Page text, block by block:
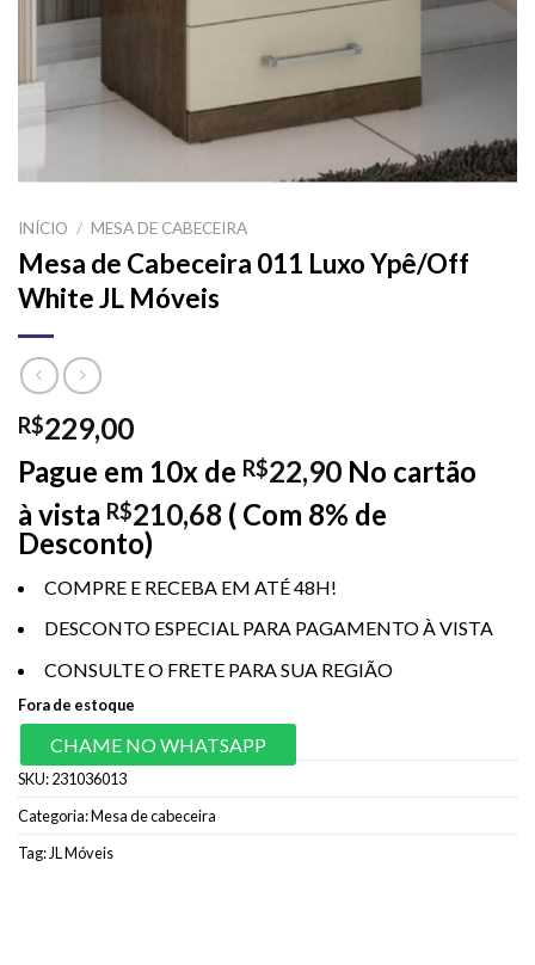
INÍCIO / MESA DE CABECEIRA
Mesa de Cabeceira 011 Luxo Ypê/Off
White JL Móveis
R$229,00
Pague em 10x de R$22,90 No cartão
à vista R$210,68 ( Com 8% de
Desconto)
COMPRE E RECEBA EM ATÉ 48H!
DESCONTO ESPECIAL PARA PAGAMENTO À VISTA
CONSULTE O FRETE PARA SUA REGIÃO
Fora de estoque
CHAME NO WHATSAPP
SKU:231036013
Categoria:Mesa de cabeceira
Tag: JL Móveis